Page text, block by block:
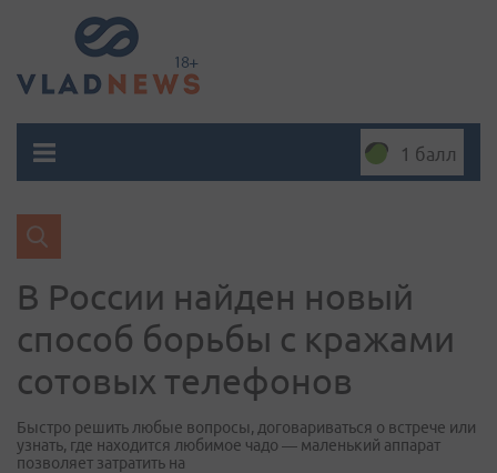
1 балл
В России найден новый
способ борьбы с кражами
сотовых телефонов
Быстро решить любые вопросы, договариваться о встрече или
узнать, где находится любимое чадо — маленький аппарат
позволяет затратить на